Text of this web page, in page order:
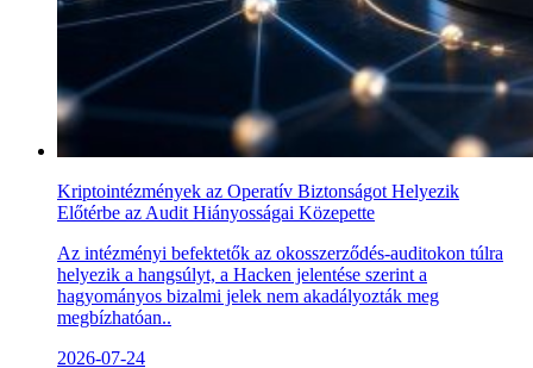
Kriptointézmények az Operatív Biztonságot Helyezik
Előtérbe az Audit Hiányosságai Közepette
Az intézményi befektetők az okosszerződés-auditokon túlra
helyezik a hangsúlyt, a Hacken jelentése szerint a
hagyományos bizalmi jelek nem akadályozták meg
megbízhatóan..
2026-07-24